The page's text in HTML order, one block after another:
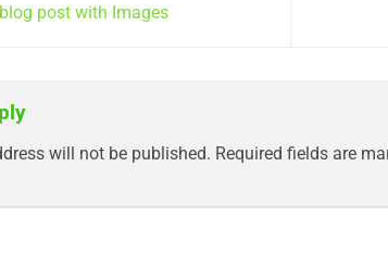
post with Images
will not be published. Required fields are